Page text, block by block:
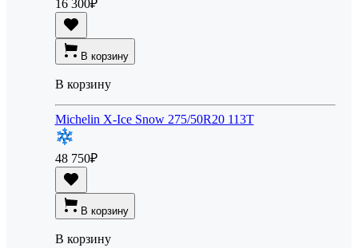
16 300₽
В корзину
В корзину
Michelin X-Ice Snow 275/50R20 113T
48 750₽
В корзину
В корзину